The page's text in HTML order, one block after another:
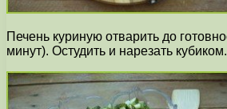
Печень куриную отварить до
минут). Остудить и нарезать кубиком.